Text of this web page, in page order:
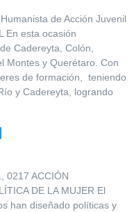
de Acción Juvenil
En esta ocasión
Cadereyta, Colón,
Montes y Querétaro. Con
de formación, teniendo
y Cadereyta, logrando
0217 ACCIÓN
DE LA MUJER El
han diseñado políticas y